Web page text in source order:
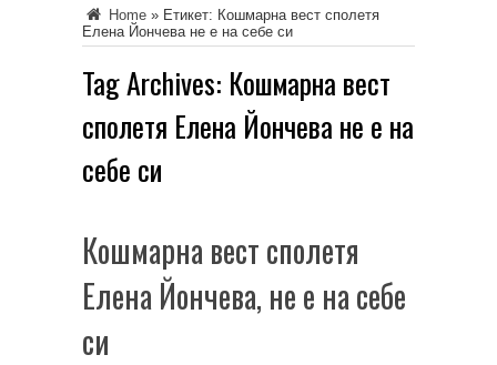
Home » Етикет: Кошмарна вест сполетя
Елена Йончева не е на себе си
Tag Archives: Кошмарна вест
сполетя Елена Йончева не е на
себе си
Кошмарна вест сполетя
Елена Йончева, не е на себе
си